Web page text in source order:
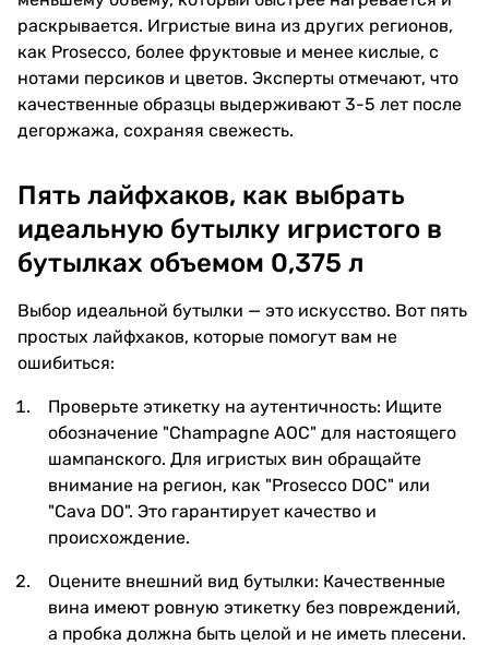
раскрывается. Игристые вина из других регионов,
как Prosecco, более фруктовые и менее кислые, с
нотами персиков и цветов. Эксперты отмечают, что
качественные образцы выдерживают 3-5 лет после
дегоржажа, сохраняя свежесть.
Пять лайфхаков, как выбрать
идеальную бутылку игристого в
бутылках объемом 0,375 л
Выбор идеальной бутылки — это искусство. Вот пять
простых лайфхаков, которые помогут вам не
ошибиться:
Проверьте этикетку на аутентичность: Ищите
обозначение "Champagne AOC" для настоящего
шампанского. Для игристых вин обращайте
внимание на регион, как "Prosecco DOC" или
"Cava DO". Это гарантирует качество и
происхождение.
Оцените внешний вид бутылки: Качественные
вина имеют ровную этикетку без повреждений,
а пробка должна быть целой и не иметь плесени.